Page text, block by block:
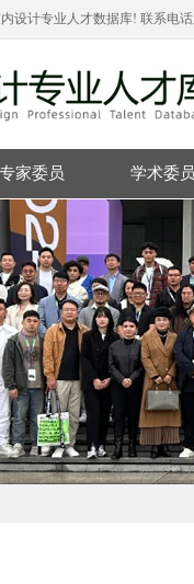
设计专业人才数据库! 联系电
专家委员 学术委